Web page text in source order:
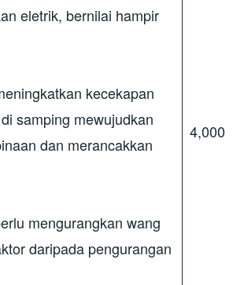
eletrik, bernilai hampir
kecekapan
samping mewujudkan
dan merancakkan
mengurangkan wang
daripada pengurangan
4,000